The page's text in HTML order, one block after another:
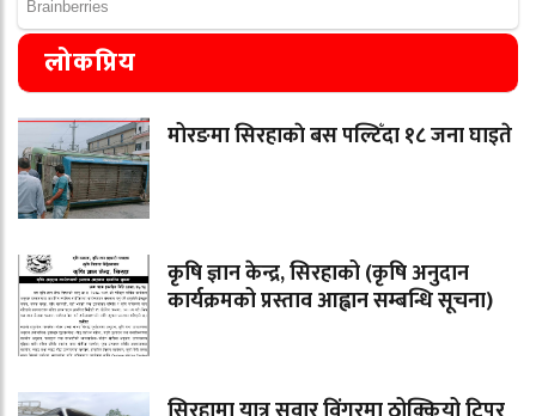
लोकप्रिय
मोरङमा सिरहाकाे बस पल्टिँदा १८ जना घाइते
कृषि ज्ञान केन्द्र, सिरहाको (कृषि अनुदान
कार्यक्रमको प्रस्ताव आह्वान सम्बन्धि सूचना)